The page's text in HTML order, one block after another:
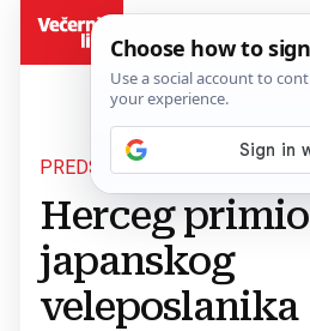
PREDSJEDNIK VLADE HNŽ
Herceg primio
japanskog
veleposlanika